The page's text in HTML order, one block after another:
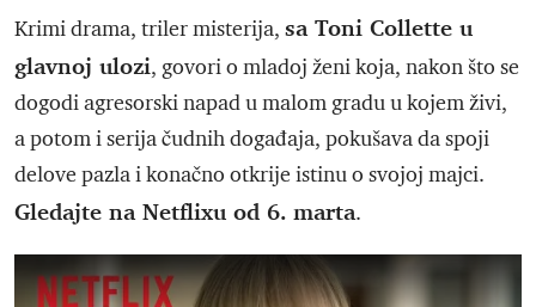
Krimi drama, triler misterija, sa Toni Collette u
glavnoj ulozi, govori o mladoj ženi koja, nakon što se
dogodi agresorski napad u malom gradu u kojem živi,
a potom i serija čudnih događaja, pokušava da spoji
delove pazla i konačno otkrije istinu o svojoj majci.
Gledajte na Netflixu od 6. marta.